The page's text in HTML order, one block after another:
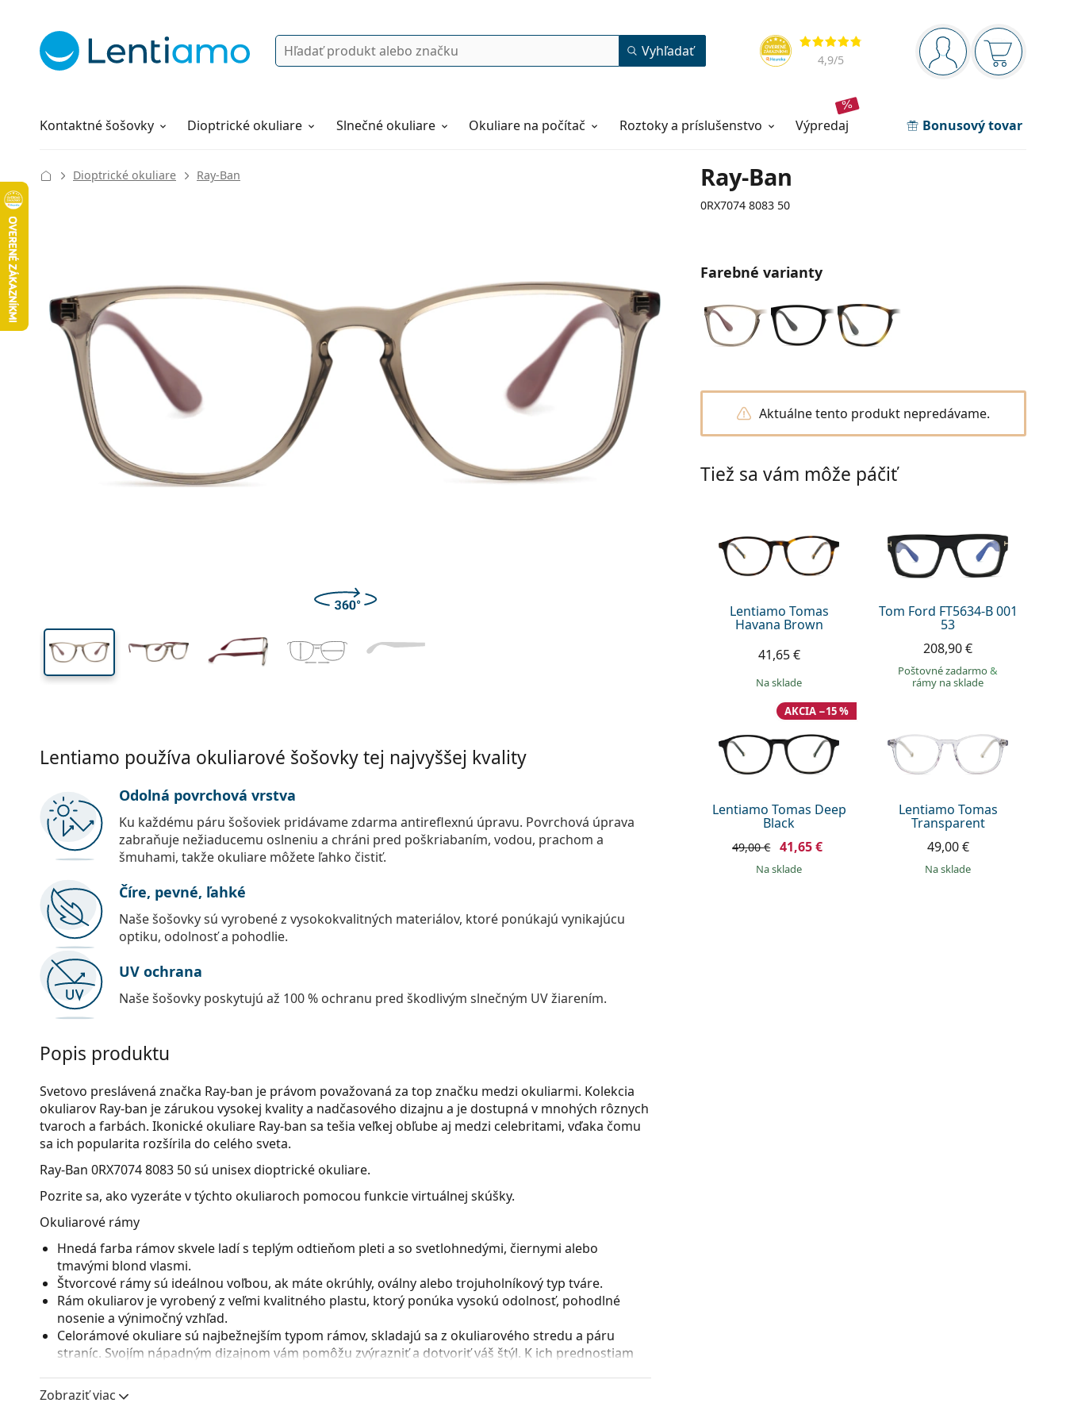
Navigačný panel
ste prihláseníNákupný
Hodnotenia
4,9/5
Vyhľadávanie Vyhľadať
Kontaktné šošovky
Roztoky Dioptrické okuliare Slnečné okuliare Okuliare na počítač Roztoky a príslušenstvo výpredaj Bonusový tovar
Všetko o nákupe
Ray-Ban
0RX7074 8083 50
Dioptrické okuliare Ray-Ban
Šírka Dĺžka stranice
38 mm
Výška očnice
50 mm
Šírka očnice
50
Šírka
mostíka
Dĺžka
stranice
Farebné varianty
Aktuálne tento produkt nepredávame.
Tiež sa vám môže páčiť
Lentiamo Tomas
Havana Brown
41,65 €
na sklade
Tom Ford FT5634-B 001
53
208,90 €
Poštovné zadarmo&
rámy na sklade
Lentiamo Tomas Deep
Black
AKCIA −15 %
49,00 € 41,65 €
na sklade
Lentiamo Tomas
Transparent
49,00 €
na sklade
Lentiamo používa okuliarové šošovky tej najvyššej kvality
Odolná povrchová vrstva
Ku každému páru šošoviek pridávame zdarma antireflexnú úpravu. Povrchová úprava
zabraňuje nežiaducemu oslneniu a chráni pred poškriabaním, vodou, prachom a
šmuhami, takže okuliare môžete ľahko čistiť.
Číre, pevné, ľahké
Naše šošovky sú vyrobené z vysokokvalitných materiálov, ktoré ponúkajú vynikajúcu
optiku, odolnosť a pohodlie.
UV ochrana
Naše šošovky poskytujú až 100 % ochranu pred škodlivým slnečným UV žiarením.
Popis produktu
Svetovo preslávená značka Ray-ban je právom považovaná za top značku medzi okuliarmi. Kolekcia
okuliarov Ray-ban je zárukou vysokej kvality a nadčasového dizajnu a je dostupná v mnohých rôznych
tvaroch a farbách. Ikonické okuliare Ray-ban sa tešia veľkej obľube aj medzi celebritami, vďaka čomu
sa ich popularita rozšírila do celého sveta.
Ray-Ban 0RX7074 8083 50sú unisex dioptrické okuliare.
Pozrite sa, ako vyzeráte v týchto okuliaroch pomocou funkcie virtuálnej skúšky.
Okuliarové rámy
Hnedá farba rámov skvele ladí s teplým odtieňom pleti a so svetlohnedými, čiernymi alebo
tmavými blond vlasmi.
Štvorcové rámy sú ideálnou voľbou, ak máte okrúhly, oválny alebo trojuholníkový typ tváre.
Rám okuliarov je vyrobený z veľmi kvalitného plastu, ktorý ponúka vysokú odolnosť, pohodlné
nosenie a výnimočný vzhľad.
Celorámové okuliare sú najbežnejším typom rámov, skladajú sa z okuliarového stredu a páru
straníc. Svojím nápadným dizajnom vám pomôžu zvýrazniť a dotvoriť váš štýl. K ich prednostiam
pred poškodením. Tento druh rámu je vhodný pre všetky typy okuliarových šošoviek, vrátane tých
s vyššou optickou mohutnosťou.
Zobraziť viac